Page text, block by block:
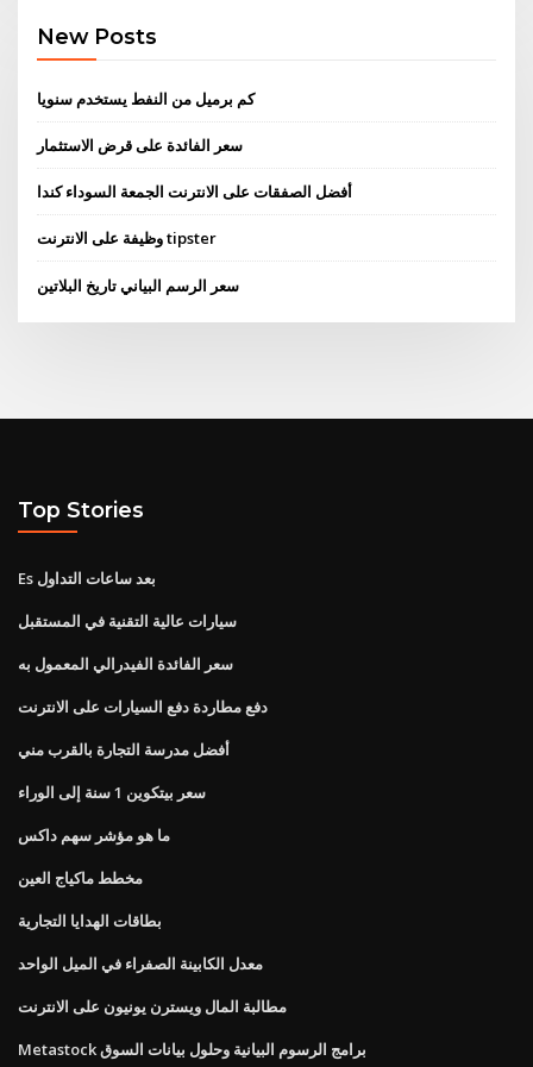
New Posts
كم برميل من النفط يستخدم سنويا
سعر الفائدة على قرض الاستثمار
أفضل الصفقات على الانترنت الجمعة السوداء كندا
وظيفة على الانترنت tipster
سعر الرسم البياني تاريخ البلاتين
Top Stories
Es بعد ساعات التداول
سيارات عالية التقنية في المستقبل
سعر الفائدة الفيدرالي المعمول به
دفع مطاردة دفع السيارات على الانترنت
أفضل مدرسة التجارة بالقرب مني
سعر بيتكوين 1 سنة إلى الوراء
ما هو مؤشر سهم داكس
مخطط ماكياج العين
بطاقات الهدايا التجارية
معدل الكابينة الصفراء في الميل الواحد
مطالبة المال ويسترن يونيون على الانترنت
Metastock برامج الرسوم البيانية وحلول بيانات السوق